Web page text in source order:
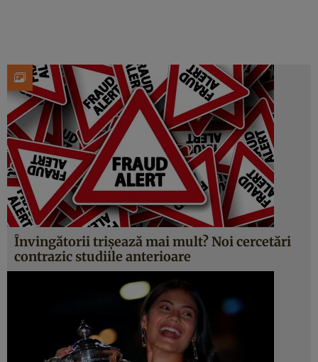
Învingătorii trișează mai mult? Noi cercetări
contrazic studiile anterioare